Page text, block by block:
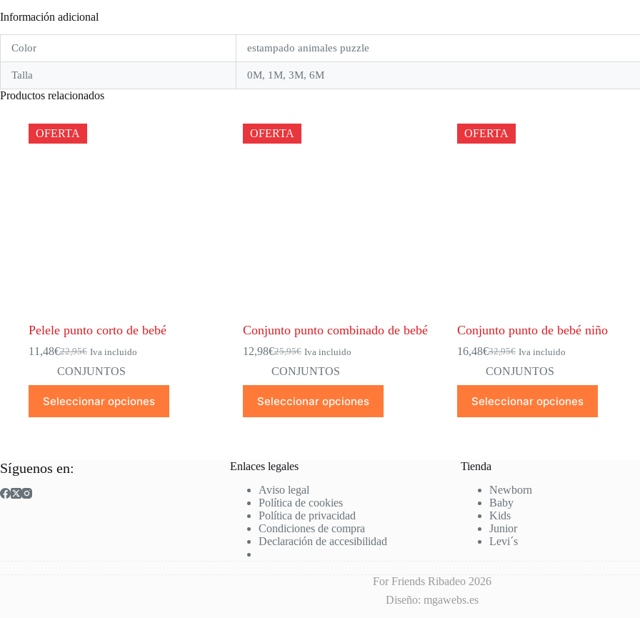
Información adicional
Color estampado animales puzzle
Talla 0M, 1M, 3M, 6M
Productos relacionados
OFERTA
Pelele punto corto de bebé
22,95€
El
precio
original
era:
22,95€.
11,48€El
precio
actual
es:
11,48€.
Iva incluido
CONJUNTOS
Seleccionar opciones
producto
tiene
opciones
pueden
OFERTA
Conjunto punto combinado de bebé
25,95€
El
precio
original
era:
25,95€.
12,98€El
precio
actual
es:
12,98€.
Iva incluido
CONJUNTOS
Seleccionar opciones
producto
tiene
opciones
pueden
elegir
en
la
página
de
OFERTA
Conjunto punto de bebé niño
32,95€
El
precio
original
era:
32,95€.
16,48€El
precio
actual
es:
16,48€.
Iva incluido
CONJUNTOS
Seleccionar opciones
producto
tiene
opciones
pueden
elegir
página
Síguenos en:
Enlaces legales
Aviso legal
Política de cookies
Política de privacidad
Condiciones de compra
Declaración de accesibilidad
Tienda
Newborn
Baby
Kids
Junior
Levi´s
For Friends Ribadeo 2026
Diseño: mgawebs.es